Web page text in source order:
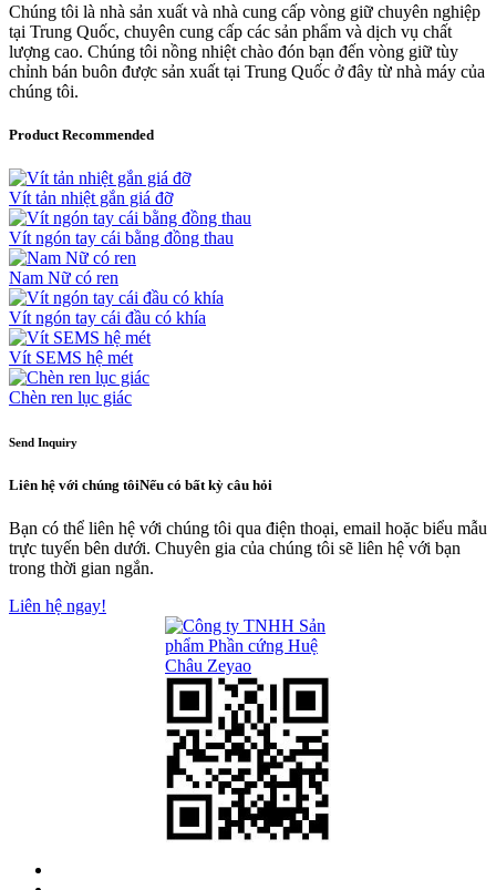
Chúng tôi là nhà sản xuất và nhà cung cấp vòng giữ chuyên nghiệp
tại Trung Quốc, chuyên cung cấp các sản phẩm và dịch vụ chất
lượng cao. Chúng tôi nồng nhiệt chào đón bạn đến vòng giữ tùy
chỉnh bán buôn được sản xuất tại Trung Quốc ở đây từ nhà máy của
chúng tôi.
Product Recommended
Vít tản nhiệt gắn giá đỡ
Vít ngón tay cái bằng đồng thau
Nam Nữ có ren
Vít ngón tay cái đầu có khía
Vít SEMS hệ mét
Chèn ren lục giác
Send Inquiry
Liên hệ với chúng tôiNếu có bất kỳ câu hỏi
Bạn có thể liên hệ với chúng tôi qua điện thoại, email hoặc biểu mẫu
trực tuyến bên dưới. Chuyên gia của chúng tôi sẽ liên hệ với bạn
trong thời gian ngắn.
Liên hệ ngay!